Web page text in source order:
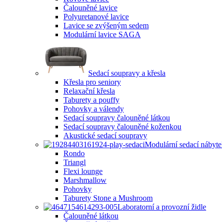
Čalouněné lavice
Polyuretanové lavice
Lavice se zvýšeným sedem
Modulární lavice SAGA
Sedací soupravy a křesla
Křesla pro seniory
Relaxační křesla
Taburety a pouffy
Pohovky a válendy
Sedací soupravy čalouněné látkou
Sedací soupravy čalouněné koženkou
Akustické sedací soupravy
Modulární sedací
Rondo
Triangl
Flexi lounge
Marshmallow
Pohovky
Taburety Stone a Mushroom
Laboratorní a provozní židle
Čalouněné látkou